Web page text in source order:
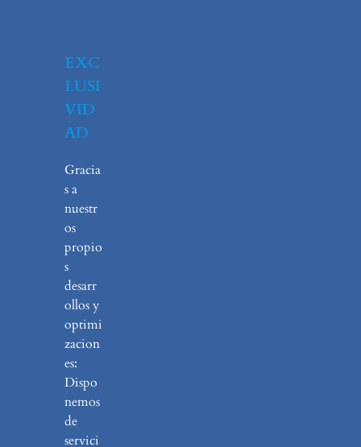
EXC
LUSI
VID
AD
Gracia
s a
nuestr
os
propio
s
desarr
ollos y
optimi
zacion
es:
Dispo
nemos
de
servici